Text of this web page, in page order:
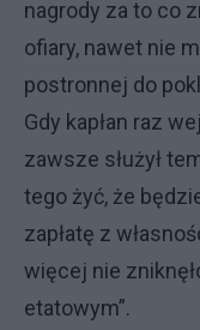
nagrody za to co
ofiary, nawet nie
postronnej do
Gdy kapłan raz
zawsze służył
tego żyć, że
zapłatę z
więcej nie
etatowym”.